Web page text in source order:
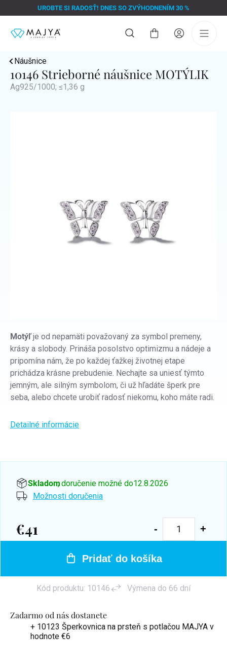
na
UROBTE SI RADOSŤ! DNES SO ZVÝHODNENÍM 30 %
Nákupný
Náušnice
10146 Strieborné náušnice MOTÝLIK
Ag925/1000; ≤1,36 g
Zadarmo od nás dostanete
+ 10123 Šperkovnica na prsteň s potlačou MAJYA v
hodnote €6
Motýľje od nepamäti považovaný za symbol premeny,
krásy a slobody. Prináša posolstvo optimizmu a nádeje a
pripomína nám, že po každej ťažkej životnej etape
prichádza krásne prebudenie. Nechajte sa uniesť týmto
jemným, ale silným symbolom, či už hľadáte šperk pre
seba, alebo chcete urobiť radosť niekomu, koho máte radi.
Detailné informácie
Skladom, doručenie možné do12.8.2026
Možnosti doručenia
€41
Jednotková
Pridať do košíka
Kód produktu: 10146 Výmena do 66 dní